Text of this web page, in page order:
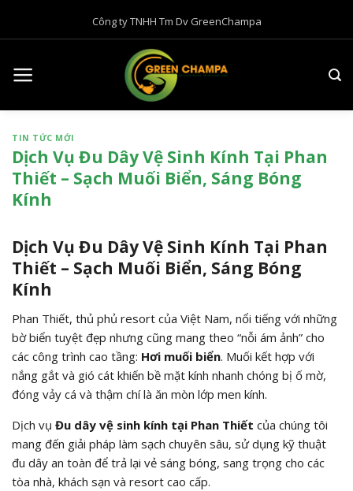
Công ty TNHH Tm Dv GreenChampa
TIN TỨC MỚI
Dịch Vụ Đu Dây Vệ Sinh Kính Tại Phan
Thiết – Sạch Muối Biển, Sáng Bóng
Kính
Dịch Vụ Đu Dây Vệ Sinh Kính Tại Phan
Thiết – Sạch Muối Biển, Sáng Bóng
Kính
Phan Thiết, thủ phủ resort của Việt Nam, nổi tiếng với những
bờ biển tuyệt đẹp nhưng cũng mang theo “nỗi ám ảnh” cho
các công trình cao tầng: Hơi muối biển. Muối kết hợp với
nắng gắt và gió cát khiến bề mặt kính nhanh chóng bị ố mờ,
đóng vảy cá và thậm chí là ăn mòn lớp men kính.
Dịch vụ Đu dây vệ sinh kính tại Phan Thiết của chúng tôi
mang đến giải pháp làm sạch chuyên sâu, sử dụng kỹ thuật
đu dây an toàn để trả lại vẻ sáng bóng, sang trọng cho các
tòa nhà, khách sạn và resort cao cấp.